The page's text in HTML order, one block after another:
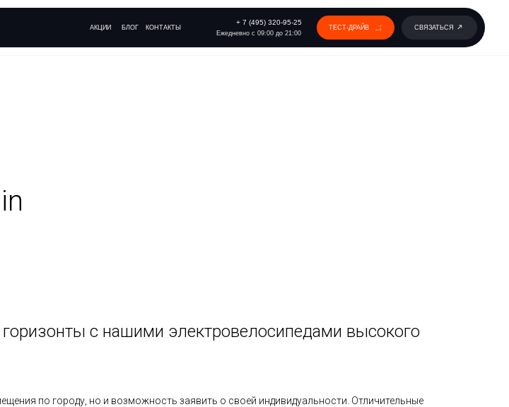
Ежедневно с 09:00 до 21:00
КОНТАКТЫ ТЕСТ-ДРАЙВ СВЯЗАТЬСЯ
с нашими электровелосипедами высокого
по городу, но и возможность заявить о своей индивидуальности. Отличительные